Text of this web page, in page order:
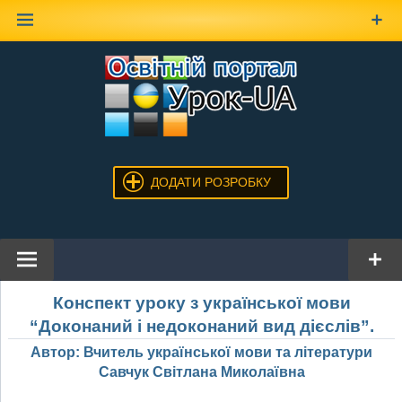
ДОДАТИ РОЗРОБКУ
Конспект уроку з української мови
“Доконаний і недоконаний вид дієслів”.
Автор: Вчитель української мови та літератури
Савчук Світлана Миколаївна